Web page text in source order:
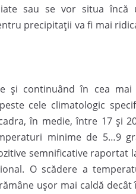
sau se vor situa încă
precipitații va fi mai
și continuând în cea
cele climatologic
în medie, între 17 și
minime de 5…9
semnificative raportat
O scădere a
ușor mai caldă